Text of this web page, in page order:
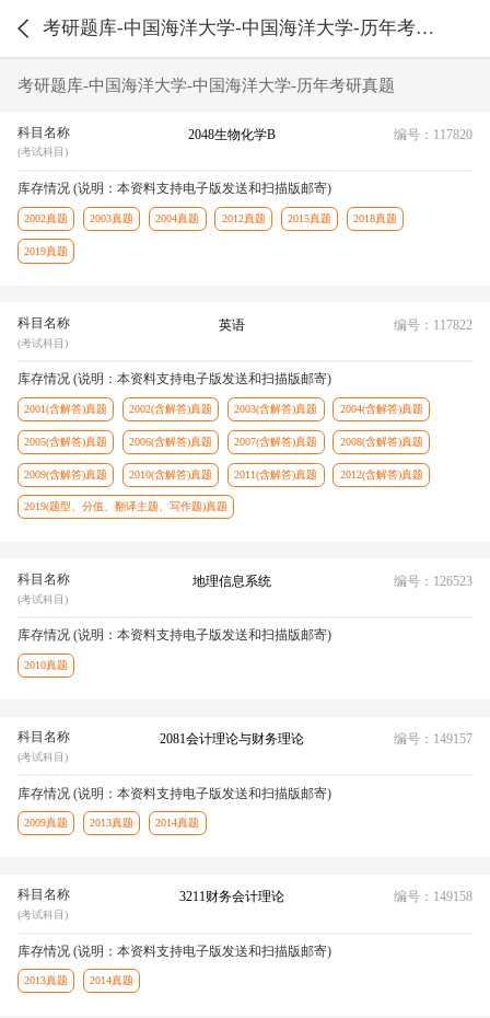
考研题库-中国海洋大学-中国海洋大学-历年考研真题
考研题库-中国海洋大学-中国海洋大学-历年考研真题
科目名称
(考试科目)
2048生物化学B 编号：117820
库存情况 (说明：本资料支持电子版发送和扫描版邮寄)
2002真题 2003真题 2004真题 2012真题 2015真题 2018真题
2019真题
科目名称
(考试科目)
英语 编号：117822
库存情况 (说明：本资料支持电子版发送和扫描版邮寄)
2001(含解答)真题 2002(含解答)真题 2003(含解答)真题 2004(含解答)真题
2005(含解答)真题 2006(含解答)真题 2007(含解答)真题 2008(含解答)真题
2009(含解答)真题 2010(含解答)真题 2011(含解答)真题 2012(含解答)真题
2019(题型、分值、翻译主题、写作题)真题
科目名称
(考试科目)
地理信息系统 编号：126523
库存情况 (说明：本资料支持电子版发送和扫描版邮寄)
2010真题
科目名称
(考试科目)
2081会计理论与财务理论 编号：149157
库存情况 (说明：本资料支持电子版发送和扫描版邮寄)
2009真题 2013真题 2014真题
科目名称
(考试科目)
3211财务会计理论 编号：149158
库存情况 (说明：本资料支持电子版发送和扫描版邮寄)
2013真题 2014真题